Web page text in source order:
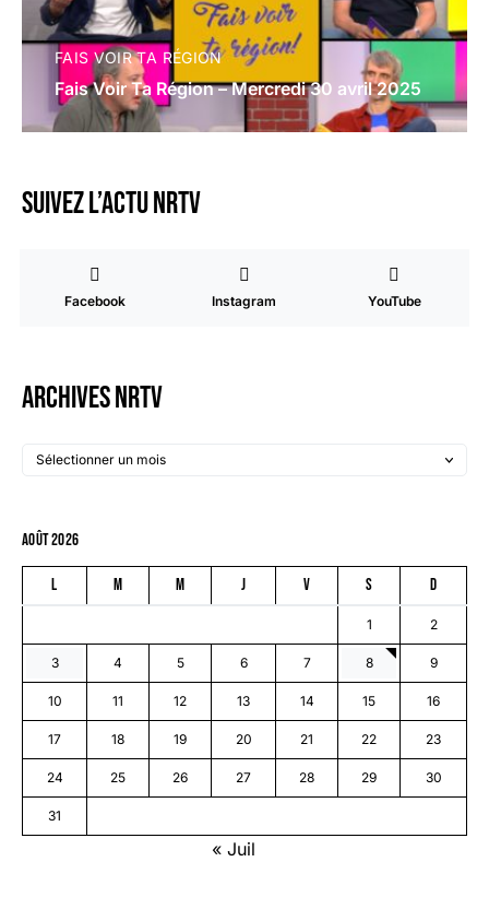
FAIS VOIR TA RÉGION
Fais Voir Ta Région – Mercredi 30 avril 2025
Suivez l’actu NRTV
Facebook Instagram YouTube
Archives NRTV
août 2026
L M M J V S D
1 2
3 4 5 6 7 8 9
10 11 12 13 14 15 16
17 18 19 20 21 22 23
24 25 26 27 28 29 30
31
« Juil